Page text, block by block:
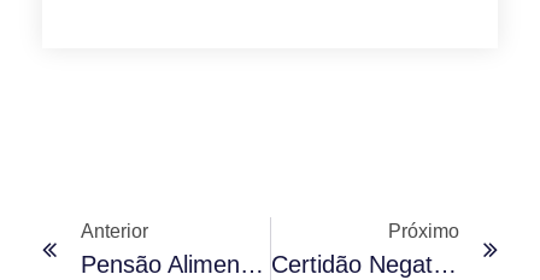
Anterior
Pensão Alimentícia
Próximo
Certidão Negativa De Testamento